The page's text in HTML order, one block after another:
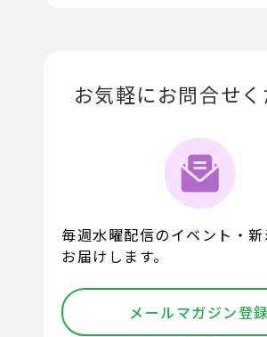
お気軽にお問合せ
毎週水曜配信のイベント・新
お届けします。
メールマガジン登録